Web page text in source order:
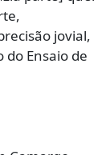
jovial,
do Ensaio de